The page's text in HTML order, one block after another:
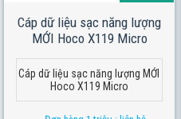
Cáp dữ liệu sạc năng lượng
MỚI Hoco X119 Micro
Cáp dữ liệu sạc năng lượng MỚI
Hoco X119 Micro